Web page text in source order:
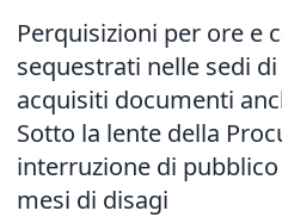
Perquisizioni per ore e
sequestrati nelle sedi
acquisiti documenti
Sotto la lente della
interruzione di
mesi di disagi